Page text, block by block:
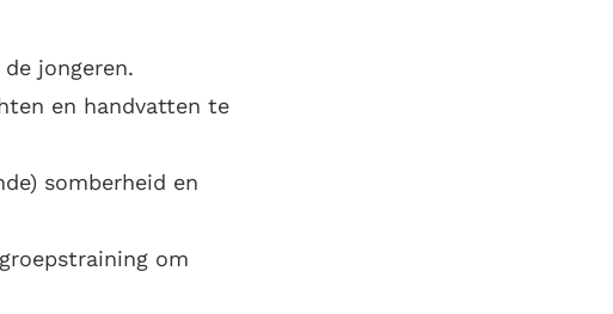
jongeren.
en handvatten te
somberheid en
om